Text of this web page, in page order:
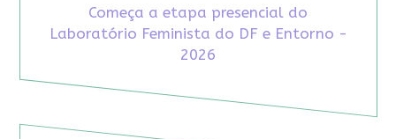
Começa a etapa presencial do
Laboratório Feminista do DF e Entorno -
2026